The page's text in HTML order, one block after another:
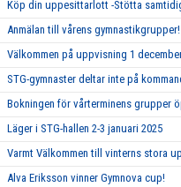
Köp din uppesittarlott -Stötta
Anmälan till vårens gymnastikgrupper!
Välkommen på uppvisning 1
STG-gymnaster deltar inte på
Bokningen för vårterminens grupper
Läger i STG-hallen 2-3 januari 2025
Varmt Välkommen till vinterns stora
Alva Eriksson vinner Gymnova cup!